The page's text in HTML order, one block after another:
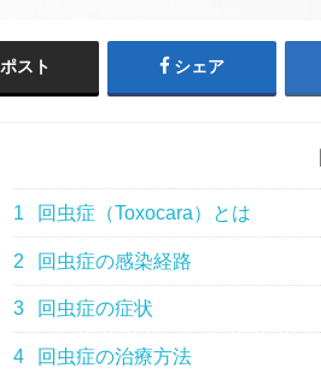
ポスト シェア
1 回虫症（Toxocara）とは
2 回虫症の感染経路
3 回虫症の症状
4 回虫症の治療方法